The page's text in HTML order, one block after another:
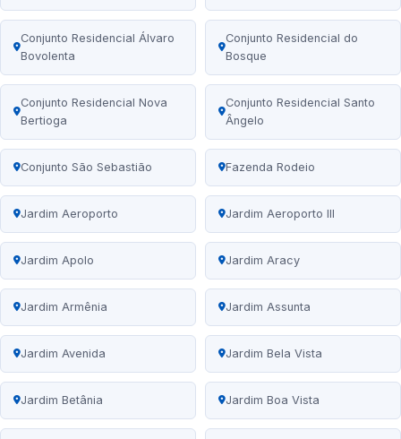
Conjunto Residencial Álvaro
Bovolenta
Conjunto Residencial do
Bosque
Conjunto Residencial Nova
Bertioga
Conjunto Residencial Santo
Ângelo
Conjunto São Sebastião Fazenda Rodeio
Jardim Aeroporto Jardim Aeroporto III
Jardim Apolo Jardim Aracy
Jardim Armênia Jardim Assunta
Jardim Avenida Jardim Bela Vista
Jardim Betânia Jardim Boa Vista